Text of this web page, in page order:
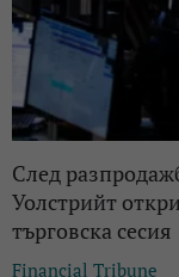
След
Уолстрийт
търговска сесия
Financial Tribune